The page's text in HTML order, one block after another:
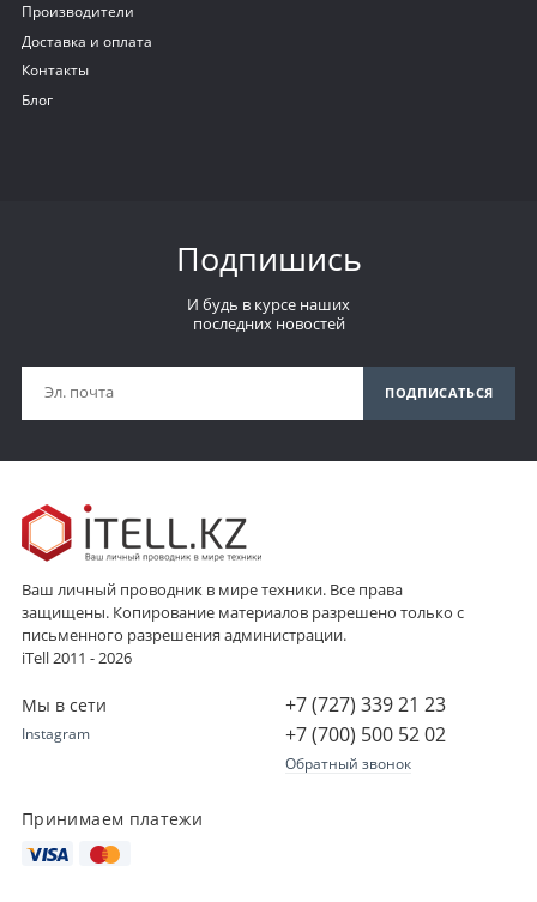
Производители
Доставка и оплата
Контакты
Блог
Подпишись
И будь в курсе наших
последних новостей
ПОДПИСАТЬСЯ
Ваш личный проводник в мире техники. Все права
защищены. Копирование материалов разрешено только с
письменного разрешения администрации.
iTell 2011 - 2026
+7 (727) 339 21 23
+7 (700) 500 52 02
Обратный звонок
Мы в сети
Instagram
Принимаем платежи